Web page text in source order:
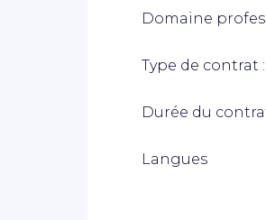
Domaine
Type de contrat
Durée du
Langues